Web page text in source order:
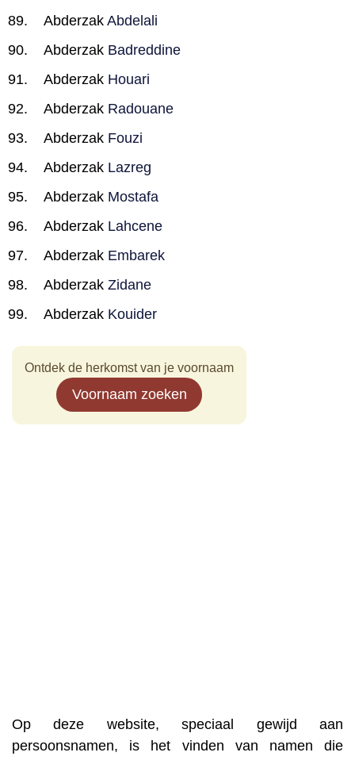
Abderzak Abdelali
Abderzak Badreddine
Abderzak Houari
Abderzak Radouane
Abderzak Fouzi
Abderzak Lazreg
Abderzak Mostafa
Abderzak Lahcene
Abderzak Embarek
Abderzak Zidane
Abderzak Kouider
Ontdek de herkomst van je voornaam
Voornaam zoeken
Op deze website, speciaal gewijd aan
persoonsnamen, is het vinden van namen die